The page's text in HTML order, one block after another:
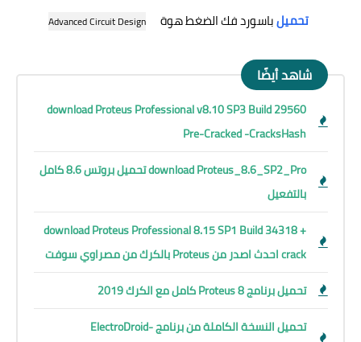
تحميلباسورد فك الضغط هوةAdvanced Circuit Design
شاهد أيضًا
download Proteus Professional v8.10 SP3 Build 29560
Pre-Cracked -CracksHash
download Proteus_8.6_SP2_Pro تحميل بروتس 8.6 كامل
بالتفعيل
download Proteus Professional 8.15 SP1 Build 34318 +
crack احدث اصدر من Proteus بالكرك من مصراوي سوفت
تحميل برنامج Proteus 8 كامل مع الكرك 2019
تحميل النسخة الكاملة من برنامج ElectroDroid-